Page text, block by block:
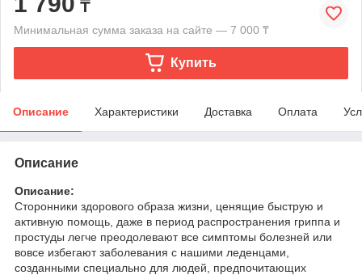
₸
Минимальная сумма заказа на сайте — 7 000 ₸
Купить
Описание Характеристики Доставка Оплата
Описание
Описание:
Сторонники здорового образа жизни, ценящие быструю и
активную помощь, даже в период распространения гриппа и
простуды легче преодолевают все симптомы болезней или
вовсе избегают заболевания с нашими леденцами,
созданными специально для людей, предпочитающих